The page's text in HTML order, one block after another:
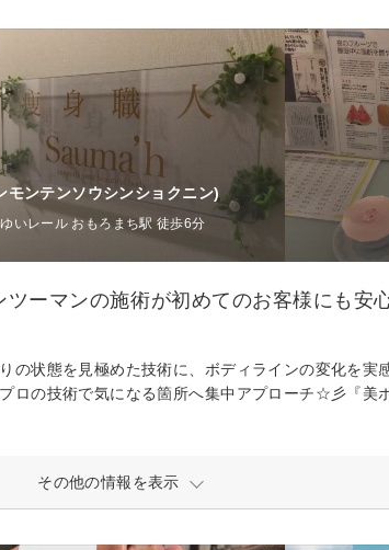
モンテンソウシンショクニン)
いレール おもろまち駅 徒歩6分
ーマンの施術が初めてのお客様にも安
の状態を見極めた技術に、ボディラインの変化を実
の技術で気になる箇所へ集中アプローチ☆彡『美
その他の情報を表示